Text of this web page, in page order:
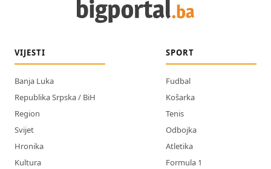
VIJESTI
Banja Luka
Republika Srpska / BiH
Region
Svijet
Hronika
Kultura
SPORT
Fudbal
Košarka
Tenis
Odbojka
Atletika
Formula 1